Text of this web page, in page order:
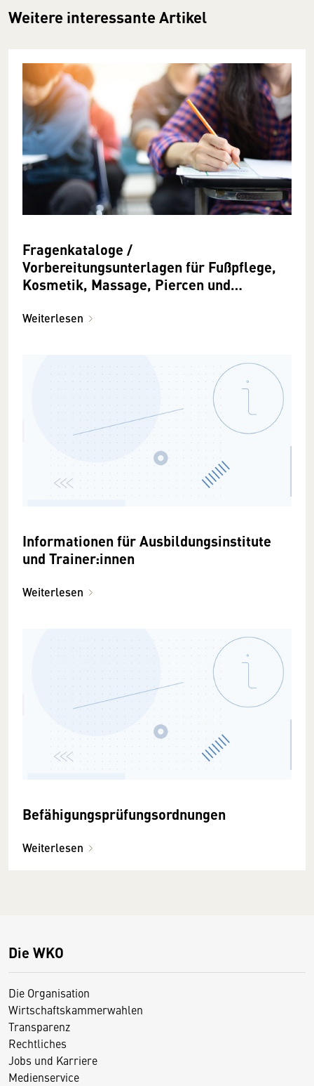
Weitere interessante Artikel
Fragenkataloge /
Vorbereitungsunterlagen für Fußpflege,
Kosmetik, Massage, Piercen und
Weiterlesen
Informationen für Ausbildungsinstitute
und Trainer:innen
Weiterlesen
Befähigungsprüfungsordnungen
Weiterlesen
Die WKO
Die Organisation
Wirtschaftskammerwahlen
Transparenz
Rechtliches
Jobs und Karriere
Medienservice